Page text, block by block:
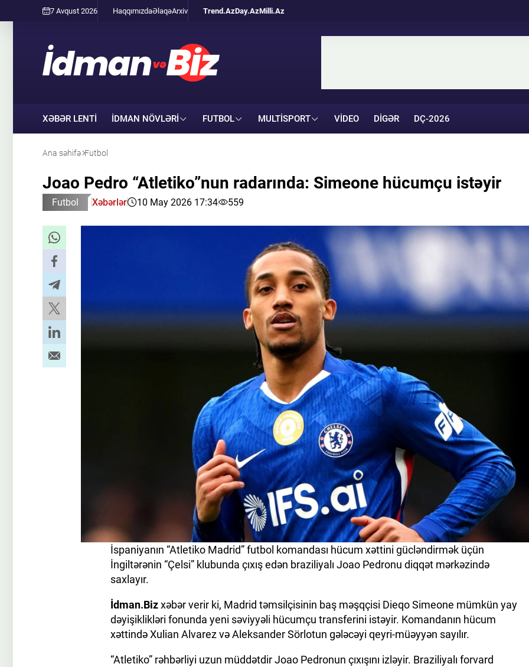
7 Avqust 2026 HaqqımızdaƏlaqəArxiv Trend.AzDay.AzMilli.Az
XƏBƏR LENTİ İDMAN NÖVLƏRI FUTBOL MULTISPORT VIDEO DIGƏR DÇ-2026
Ana səhifə Futbol
Joao Pedro “Atletiko”nun radarında: Simeone hücumçu istəyir
Futbol Xəbərlər 10 May 2026 17:34 559
İspaniyanın “Atletiko Madrid” futbol komandası hücum xəttini gücləndirmək üçün
İngiltərənin “Çelsi” klubunda çıxış edən braziliyalı Joao Pedronu diqqət mərkəzində
saxlayır.
İdman.Bizxəbər verir ki, Madrid təmsilçisinin baş məşqçisi Dieqo Simeone mümkün yay
dəyişiklikləri fonunda yeni səviyyəli hücumçu transferini istəyir. Komandanın hücum
xəttində Xulian Alvarez və Aleksander Sörlotun gələcəyi qeyri-müəyyən sayılır.
“Atletiko” rəhbərliyi uzun müddətdir Joao Pedronun çıxışını izləyir. Braziliyalı forvard